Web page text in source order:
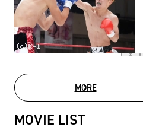
MOREPHOTO GALLERY
MOVIE LIST